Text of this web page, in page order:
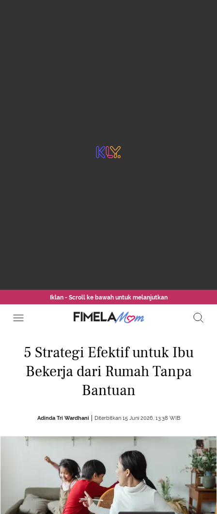
Iklan - Scroll ke bawah untuk melanjutkan
5 Strategi Efektif untuk Ibu
Bekerja dari Rumah Tanpa
Bantuan
Adinda Tri Wardhani Diterbitkan 15 Juni 2026, 13:38 WIB